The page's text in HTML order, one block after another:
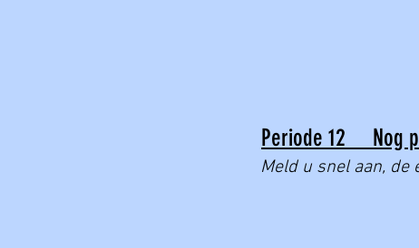
Periode 12 Nog
Meld u snel aan, de